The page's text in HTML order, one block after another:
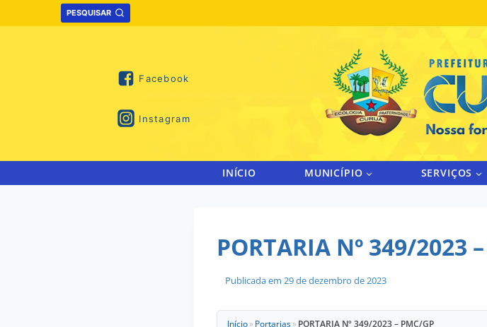
to
PESQUISAR
Facebook
Instagram
INÍCIO MUNICÍPIO SERVIÇOS
PORTARIA Nº 349/2023
Publicada em 29 de dezembro de 2023
Início » Portarias » PORTARIA Nº 349/2023 – PMC/GP